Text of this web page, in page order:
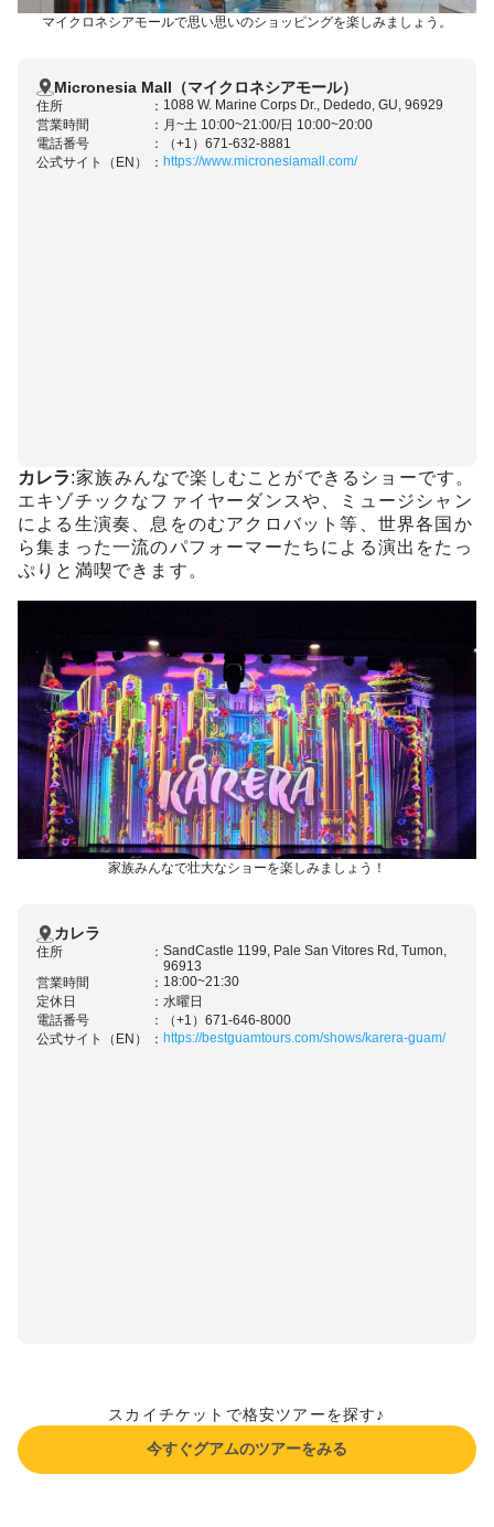
マイクロネシアモールで思い思いのショッピングを楽しみましょう。
Micronesia Mall（マイクロネシアモール）
住所
1088 W. Marine Corps Dr., Dededo, GU, 96929
営業時間
月~土 10:00~21:00/日 10:00~20:00
電話番号
（+1）671-632-8881
公式サイト（EN）
https://www.micronesiamall.com/
カレラ:家族みんなで楽しむことができるショーです。
エキゾチックなファイヤーダンスや、ミュージシャン
による生演奏、息をのむアクロバット等、世界各国か
ら集まった一流のパフォーマーたちによる演出をたっ
ぷりと満喫できます。
家族みんなで壮大なショーを楽しみましょう！
カレラ
住所
SandCastle 1199, Pale San Vitores Rd, Tumon,
96913
営業時間
18:00~21:30
定休日
水曜日
電話番号
（+1）671-646-8000
公式サイト（EN）
https://bestguamtours.com/shows/karera-guam/
スカイチケットで格安ツアーを探す♪
今すぐグアムのツアーをみる